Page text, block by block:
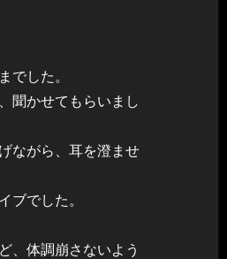
でした。
聞かせてもらいまし
ながら、耳を澄ませ
ブでした。
、体調崩さないよう